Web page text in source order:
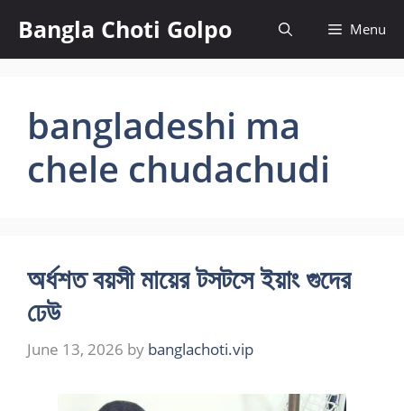
content
Bangla Choti Golpo Menu
bangladeshi ma
chele chudachudi
অর্ধশত বয়সী মায়ের টসটসে ইয়াং গুদের
ঢেউ
June 13, 2026 by banglachoti.vip